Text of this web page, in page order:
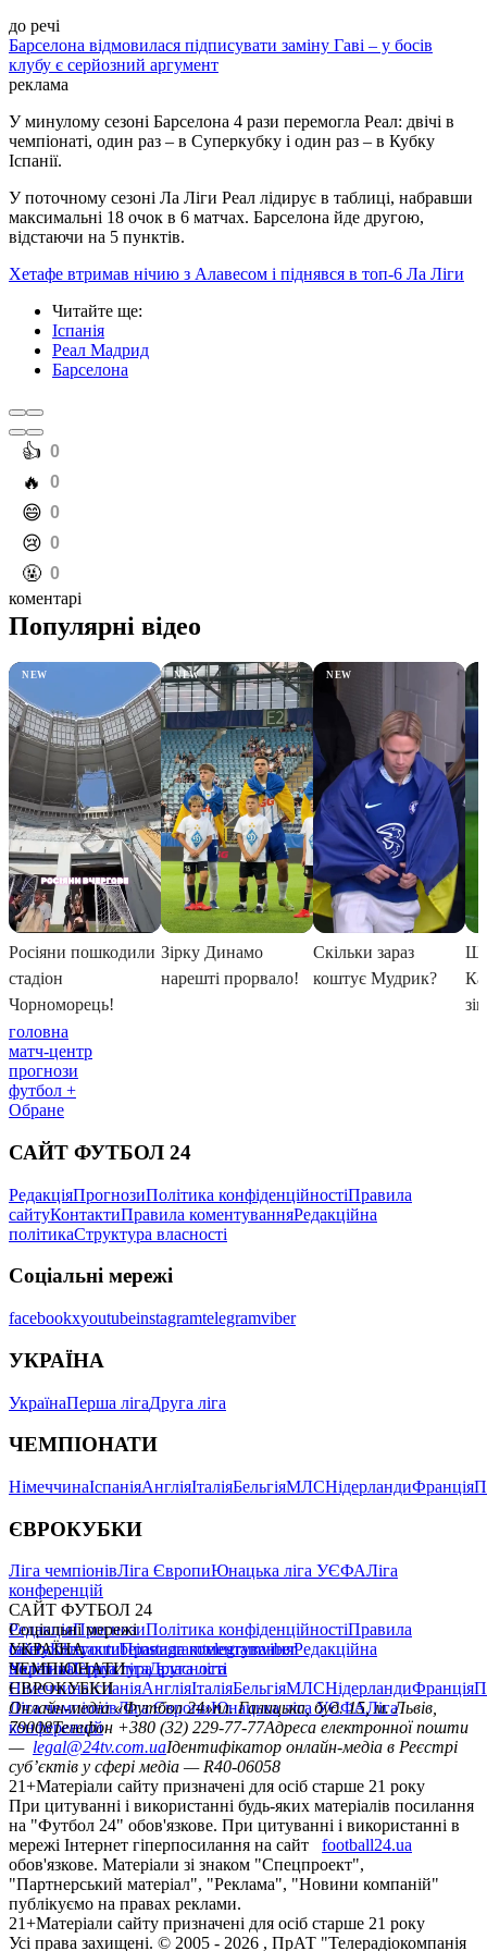
до речі
Барселона відмовилася підписувати заміну Гаві – у босів
клубу є серйозний аргумент
реклама
У минулому сезоні Барселона 4 рази перемогла Реал: двічі в
чемпіонаті, один раз – в Суперкубку і один раз – в Кубку
Іспанії.
У поточному сезоні Ла Ліги Реал лідирує в таблиці, набравши
максимальні 18 очок в 6 матчах. Барселона йде другою,
відстаючи на 5 пунктів.
Хетафе втримав нічию з Алавесом і піднявся в топ-6 Ла Ліги
Читайте ще:
Іспанія
Реал Мадрид
Барселона
️👍 0
️🔥 0
️😄 0
️😢 0
️🤬 0
коментарі
головна
матч-центр
прогнози
футбол +
Обране
САЙТ ФУТБОЛ 24
РедакціяПрогнозиПолітика конфіденційностіПравила
сайтуКонтактиПравила коментуванняРедакційна
політикаСтруктура власності
Соціальні мережі
facebookxyoutubeinstagramtelegramviber
УКРАЇНА
УкраїнаПерша лігаДруга ліга
ЧЕМПІОНАТИ
НімеччинаІспаніяАнгліяІталіяБельгіяМЛСНідерландиФранція
ЄВРОКУБКИ
Ліга чемпіонівЛіга ЄвропиЮнацька ліга УЄФАЛіга
конференцій
САЙТ ФУТБОЛ 24
РедакціяПрогнозиПолітика конфіденційностіПравила
сайтуКонтактиПравила коментуванняРедакційна
політикаСтруктура власності
Соціальні мережі
facebookxyoutubeinstagramtelegramviber
УКРАЇНА
УкраїнаПерша лігаДруга ліга
ЧЕМПІОНАТИ
НімеччинаІспаніяАнгліяІталіяБельгіяМЛСНідерландиФранція
ЄВРОКУБКИ
Ліга чемпіонівЛіга ЄвропиЮнацька ліга УЄФАЛіга
конференцій
Онлайн-медіа «Футбол 24»пл. Галицька, буд. 15, м. Львів,
79008Телефон +380 (32) 229-77-77Адреса електронної пошти
— legal@24tv.com.uaІдентифікатор онлайн-медіа в Реєстрі
суб’єктів у сфері медіа — R40-06058
21+Матеріали сайту призначені для осіб старше 21 року
При цитуванні і використанні будь-яких матеріалів посилання
на "Футбол 24" обов'язкове. При цитуванні і використанні в
мережі Інтернет гіперпосилання на сайт
football24.ua
обов'язкове. Матеріали зі знаком "Спецпроект",
"Партнерський матеріал", "Реклама", "Новини компаній"
публікуємо на правах реклами.
21+Матеріали сайту призначені для осіб старше 21 року
Усi права захищенi. © 2005 - 2026 , ПрАТ "Телерадіокомпанія